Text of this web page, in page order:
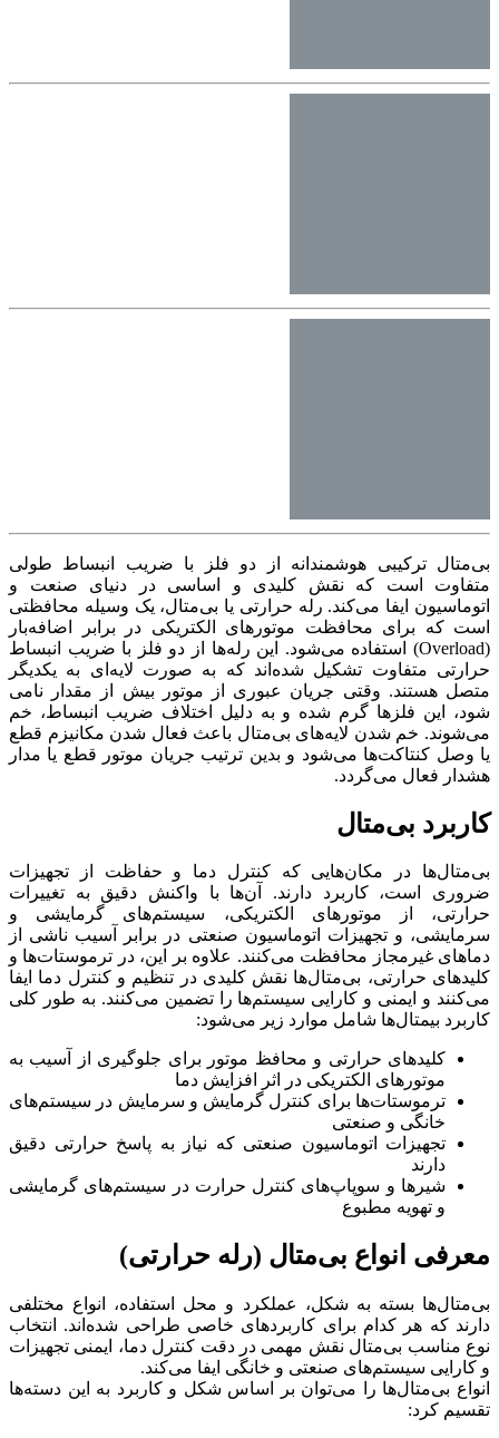
بی‌متال‌ ترکیبی هوشمندانه از دو فلز با ضریب انبساط طولی
متفاوت است که نقش کلیدی و اساسی در دنیای صنعت و
اتوماسیون ایفا می‌کند. رله حرارتی یا بی‌متال، یک وسیله محافظتی
است که برای محافظت موتورهای الکتریکی در برابر اضافه‌بار
(Overload) استفاده می‌شود. این رله‌ها از دو فلز با ضریب انبساط
حرارتی متفاوت تشکیل شده‌اند که به صورت لایه‌ای به یکدیگر
متصل هستند. وقتی جریان عبوری از موتور بیش از مقدار نامی
شود، این فلزها گرم شده و به دلیل اختلاف ضریب انبساط، خم
می‌شوند. خم شدن لایه‌های بی‌متال باعث فعال شدن مکانیزم قطع
یا وصل کنتاکت‌ها می‌شود و بدین ترتیب جریان موتور قطع یا مدار
هشدار فعال می‌گردد.
کاربرد بی‌متال
بی‌متال‌ها در مکان‌هایی که کنترل دما و حفاظت از تجهیزات
ضروری است، کاربرد دارند. آن‌ها با واکنش دقیق به تغییرات
حرارتی، از موتورهای الکتریکی، سیستم‌های گرمایشی و
سرمایشی، و تجهیزات اتوماسیون صنعتی در برابر آسیب ناشی از
دماهای غیرمجاز محافظت می‌کنند. علاوه بر این، در ترموستات‌ها و
کلیدهای حرارتی، بی‌متال‌ها نقش کلیدی در تنظیم و کنترل دما ایفا
می‌کنند و ایمنی و کارایی سیستم‌ها را تضمین می‌کنند. به طور کلی
کاربرد بیمتال‌ها شامل موارد زیر می‌شود:
کلیدهای حرارتی و محافظ موتور برای جلوگیری از آسیب به
موتورهای الکتریکی در اثر افزایش دما
ترموستات‌ها برای کنترل گرمایش و سرمایش در سیستم‌های
خانگی و صنعتی
تجهیزات اتوماسیون صنعتی که نیاز به پاسخ حرارتی دقیق
دارند
شیرها و سوپاپ‌های کنترل حرارت در سیستم‌های گرمایشی
و تهویه مطبوع
معرفی انواع بی‌متال (رله حرارتی)
بی‌متال‌ها بسته به شکل، عملکرد و محل استفاده، انواع مختلفی
دارند که هر کدام برای کاربردهای خاصی طراحی شده‌اند. انتخاب
نوع مناسب بی‌متال نقش مهمی در دقت کنترل دما، ایمنی تجهیزات
و کارایی سیستم‌های صنعتی و خانگی ایفا می‌کند.
انواع بی‌متال‌ها را می‌توان بر اساس شکل و کاربرد به این دسته‌ها
تقسیم کرد: